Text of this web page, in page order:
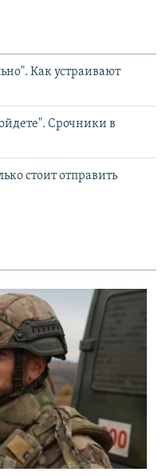
Как устраивают
Срочники в
стоит отправить